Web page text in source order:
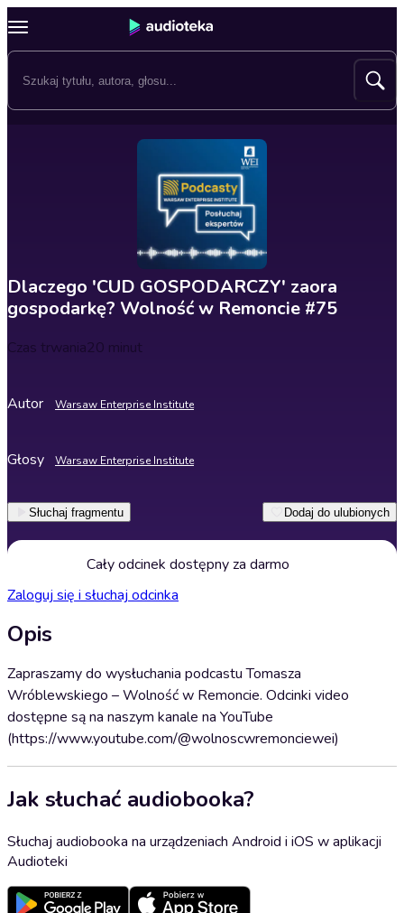
Dlaczego 'CUD GOSPODARCZY' zaora
gospodarkę? Wolność w Remoncie #75
Czas trwania20 minut
Autor Warsaw Enterprise Institute
Głosy Warsaw Enterprise Institute
Słuchaj fragmentu Dodaj do ulubionych
Cały odcinek dostępny za darmo
Zaloguj się i słuchaj odcinka
Opis
Zapraszamy do wysłuchania podcastu Tomasza
Wróblewskiego – Wolność w Remoncie. Odcinki video
dostępne są na naszym kanale na YouTube
(https://www.youtube.com/@wolnoscwremonciewei)
Jak słuchać audiobooka?
Słuchaj audiobooka na urządzeniach Android i iOS w aplikacji
Audioteki